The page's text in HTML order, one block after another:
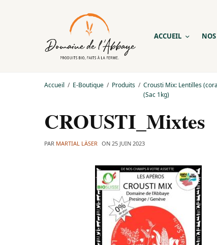
ACCUEIL
Accueil E-Boutique Produits
Crousti Mix: Lentilles
(Sac 1kg)
CROUSTI_Mixtes
PAR MARTIAL LÄSER ON 25 JUIN 2023